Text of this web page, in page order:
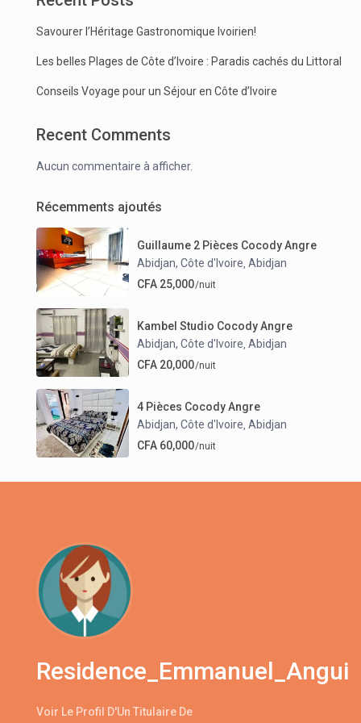
Savourer l’Héritage Gastronomique Ivoirien!
Les belles Plages de Côte d’Ivoire : Paradis cachés du Littoral
Conseils Voyage pour un Séjour en Côte d’Ivoire
Recent Comments
Aucun commentaire à afficher.
Récemments ajoutés
Guillaume 2 Pièces Cocody Angre
Abidjan, Côte d'Ivoire ,Abidjan
CFA 25,000/nuit
Kambel Studio Cocody Angre
Abidjan, Côte d'Ivoire ,Abidjan
CFA 20,000/nuit
4 Pièces Cocody Angre
Abidjan, Côte d'Ivoire ,Abidjan
CFA 60,000/nuit
Residence_Emmanuel_Angui
Voir Le Profil D'Un Titulaire De